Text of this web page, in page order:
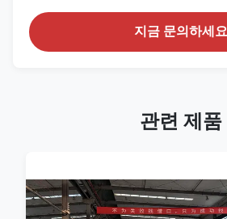
지금 문의하세요
관련 제품